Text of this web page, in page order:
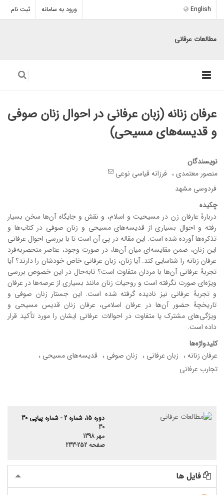
ورود به سامانه ثبت نام English
مطالعات عرفانی
عرفان زنانه (زبان عرفانی در احوال زنان صوفی
و قدیسه‌های مسیحی)
نویسندگان
منصور معتمدی
فرزانه قیاسی نوعی
فردوسی مشهد
چکیده
دربارۀ عارفان زن در مسیحیت و اسلام، و نقش و جایگاه آن‌ها سخن بسیار
رفته و احوال بسیاری از قدیسه‌های مسیحی و زنان صوفی در کتاب‌ها و
تذکره‌ها آورده شده است. این مقاله در پی آن است تا با بررسی احوال عرفانی
این زنان، ضمن مقایسه‌ای میان آن‌ها، در صورت وجود، عناصر منحصربه‌فرد
عرفان زنانه را شناسایی کند. آیا زنان، زبان عرفانی خاص خودشان را دارند؟ آیا
تجربۀ عرفانی آن‌ها با مردان متفاوت است؟ تابه‌حال در این خصوص بررسی
ویژه‌ای صورت نگرفته است و روحیات زنان مانند بسیاری از عرصه‌ها در عرفان
و تجربۀ عرفانی نیز نادیده گرفته شده است. این جستار زنان صوفی و
تاریخچۀ حضور آن‌ها در عرفان اسلامی، عرفان زنان قدیس مسیحی و
ویژگی‌های مشترک یا متفاوت در احوالات عرفانی ایشان را مورد تأکید قرار
داده است.
کلیدواژه‌ها
عرفان زنانه
زبان عرفانی زنان صوفی
قدیسه‌های مسیحی
تجارب عرفانی
دوره 15، شماره 2 - شماره پیاپی 30
30
مهر 1398
صفحه 233-252
فایل ها